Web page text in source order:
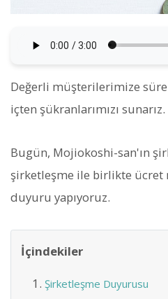
Değerli müşterilerimize
içten şükranlarımızı sunarız.
Bugün, Mojiokoshi-san'ın
şirketleşme ile birlikte ücret
duyuru yapıyoruz.
İçindekiler
Şirketleşme Duyurusu